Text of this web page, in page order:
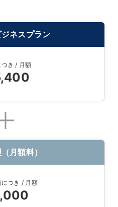
ネスプラン
き / 月額
月額料）
つき / 月額